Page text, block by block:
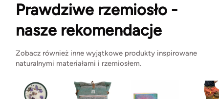
Prawdziwe rzemiosło -
nasze rekomendacje
Zobacz również inne wyjątkowe produkty inspirowane
naturalnymi materiałami i rzemiosłem.